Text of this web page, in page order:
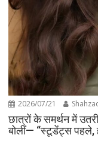
2026/07/21
छात्रों के समर्थन में
बोलीं— “स्टूडेंट्स पहले,